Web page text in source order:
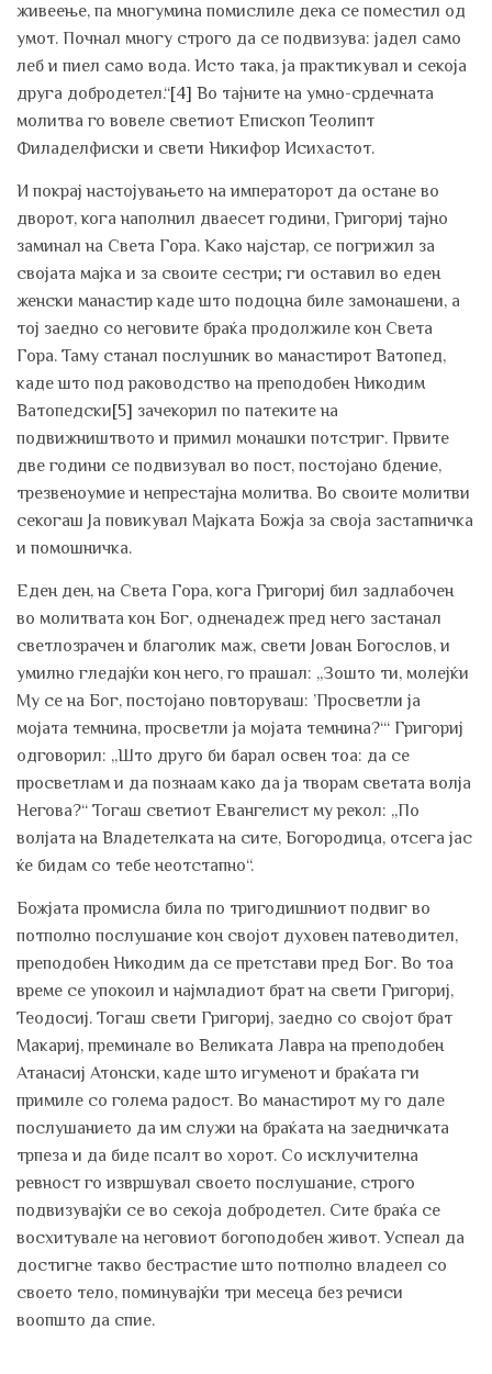
живеење, па многумина помислиле дека се поместил од
умот. Почнал многу строго да се подвизува: јадел само
леб и пиел само вода. Исто така, ја практикувал и секоја
друга добродетел.“[4] Во тајните на умно-срдечната
молитва го вовеле светиот Епископ Теолипт
Филаделфиски и свети Никифор Исихастот.
И покрај настојувањето на императорот да остане во
дворот, кога наполнил дваесет години, Григориј тајно
заминал на Света Гора. Како најстар, се погрижил за
својата мајка и за своите сестри; ги оставил во еден
женски манастир каде што подоцна биле замонашени, а
тој заедно со неговите браќа продолжиле кон Света
Гора. Таму станал послушник во манастирот Ватопед,
каде што под раководство на преподобен Никодим
Ватопедски[5] зачекорил по патеките на
подвижништвото и примил монашки потстриг. Првите
две години се подвизувал во пост, постојано бдение,
трезвеноумие и непрестајна молитва. Во своите молитви
секогаш Ја повикувал Мајката Божја за своја застапничка
и помошничка.
Еден ден, на Света Гора, кога Григориј бил задлабочен
во молитвата кон Бог, одненадеж пред него застанал
светлозрачен и благолик маж, свети Јован Богослов, и
умилно гледајќи кон него, го прашал: „Зошто ти, молејќи
Му се на Бог, постојано повторуваш: ’Просветли ја
мојата темнина, просветли ја мојата темнина?‘“ Григориј
одговорил: „Што друго би барал освен тоа: да се
просветлам и да познаам како да ја творам светата волја
Негова?“ Тогаш светиот Евангелист му рекол: „По
волјата на Владетелката на сите, Богородица, отсега јас
ќе бидам со тебе неотстапно“.
Божјата промисла била по тригодишниот подвиг во
потполно послушание кон својот духовен патеводител,
преподобен Никодим да се претстави пред Бог. Во тоа
време се упокоил и најмладиот брат на свети Григориј,
Теодосиј. Тогаш свети Григориј, заедно со својот брат
Макариј, преминале во Великата Лавра на преподобен
Атанасиј Атонски, каде што игуменот и браќата ги
примиле со голема радост. Во манастирот му го дале
послушанието да им служи на браќата на заедничката
трпеза и да биде псалт во хорот. Со исклучителна
ревност го извршувал своето послушание, строго
подвизувајќи се во секоја добродетел. Сите браќа се
восхитувале на неговиот богоподобен живот. Успеал да
достигне такво бестрастие што потполно владеел со
своето тело, поминувајќи три месеца без речиси
воопшто да спие.